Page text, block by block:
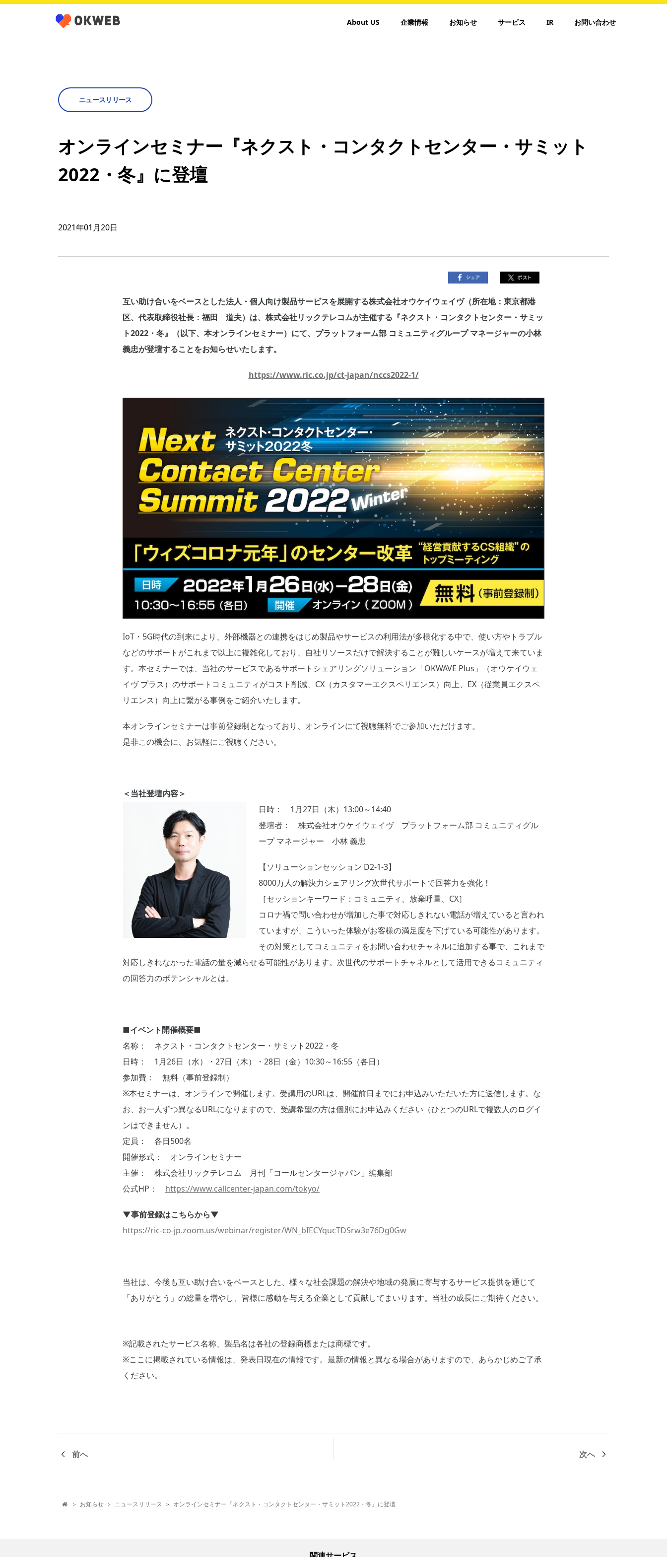
About US 企業情報 お知らせ サービス IR お問い合わせ
ニュースリリース
オンラインセミナー『ネクスト・コンタクトセンター・サミット
2022・冬』に登壇
2021年01月20日
互い助け合いをベースとした法人・個人向け製品サービスを展開する株式会社オウケイウェイヴ（所在地：東京都港
区、代表取締役社長：福田 道夫）は、株式会社リックテレコムが主催する『ネクスト・コンタクトセンター・サミッ
ト2022・冬』（以下、本オンラインセミナー）にて、プラットフォーム部 コミュニティグループ マネージャーの小林
義忠が登壇することをお知らせいたします。
https://www.ric.co.jp/ct-japan/nccs2022-1/
IoT・5G時代の到来により、外部機器との連携をはじめ製品やサービスの利用法が多様化する中で、使い方やトラブル
などのサポートがこれまで以上に複雑化しており、自社リソースだけで解決することが難しいケースが増えて来ていま
す。本セミナーでは、当社のサービスであるサポートシェアリングソリューション「OKWAVE Plus」（オウケイウェ
イヴ プラス）のサポートコミュニティがコスト削減、CX（カスタマーエクスペリエンス）向上、EX（従業員エクスペ
リエンス）向上に繋がる事例をご紹介いたします。
本オンラインセミナーは事前登録制となっており、オンラインにて視聴無料でご参加いただけます。
是非この機会に、お気軽にご視聴ください。
＜当社登壇内容＞
日時： 1月27日（木）13:00～14:40
登壇者： 株式会社オウケイウェイヴ プラットフォーム部 コミュニティグル
ープ マネージャー 小林 義忠
【ソリューションセッション D2-1-3】
8000万人の解決力シェアリング次世代サポートで回答力を強化！
［セッションキーワード：コミュニティ、放棄呼量、CX］
コロナ禍で問い合わせが増加した事で対応しきれない電話が増えていると言われ
ていますが、こういった体験がお客様の満足度を下げている可能性があります。
その対策としてコミュニティをお問い合わせチャネルに追加する事で、これまで
対応しきれなかった電話の量を減らせる可能性があります。次世代のサポートチャネルとして活用できるコミュニティ
の回答力のポテンシャルとは。
■イベント開催概要■
名称： ネクスト・コンタクトセンター・サミット2022・冬
日時： 1月26日（水）・27日（木）・28日（金）10:30～16:55（各日）
参加費： 無料（事前登録制）
※本セミナーは、オンラインで開催します。受講用のURLは、開催前日までにお申込みいただいた方に送信します。な
お、お一人ずつ異なるURLになりますので、受講希望の方は個別にお申込みください（ひとつのURLで複数人のログイ
ンはできません）。
定員： 各日500名
開催形式： オンラインセミナー
主催： 株式会社リックテレコム 月刊「コールセンタージャパン」編集部
公式HP： https://www.callcenter-japan.com/tokyo/
▼事前登録はこちらから▼
https://ric-co-jp.zoom.us/webinar/register/WN_bIECYqucTDSrw3e76Dg0Gw
当社は、今後も互い助け合いをベースとした、様々な社会課題の解決や地域の発展に寄与するサービス提供を通じて
「ありがとう」の総量を増やし、皆様に感動を与える企業として貢献してまいります。当社の成長にご期待ください。
※記載されたサービス名称、製品名は各社の登録商標または商標です。
※ここに掲載されている情報は、発表日現在の情報です。最新の情報と異なる場合がありますので、あらかじめご了承
ください。
前へ 次へ
 > お知らせ > ニュースリリース > オンラインセミナー『ネクスト・コンタクトセンター・サミット2022・冬』に登壇